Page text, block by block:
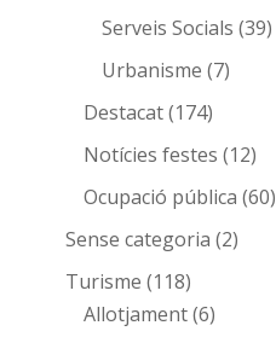
Serveis Socials (39)
Urbanisme (7)
Destacat(174)
Notícies festes (12)
Ocupació pública (60)
Sense categoria (2)
Turisme (118)
Allotjament(6)